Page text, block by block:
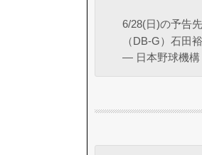
6/28(日)の予告
（DB-G）石田
— 日本野球機構